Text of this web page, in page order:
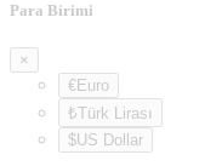
Para Birimi
×
€Euro
₺Türk Lirası
$US Dollar